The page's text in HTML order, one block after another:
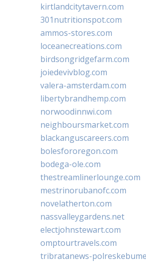
kirtlandcitytavern.com
301nutritionspot.com
ammos-stores.com
loceanecreations.com
birdsongridgefarm.com
joiedevivblog.com
valera-amsterdam.com
libertybrandhemp.com
norwoodinnwi.com
neighboursmarket.com
blackanguscareers.com
bolesfororegon.com
bodega-ole.com
thestreamlinerlounge.com
mestrinorubanofc.com
novelatherton.com
nassvalleygardens.net
electjohnstewart.com
omptourtravels.com
tribratanews-